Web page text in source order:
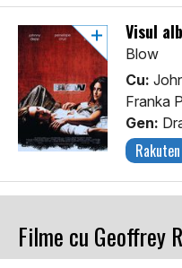
Visul
Blow
Cu:
Franka
Gen:
Rakuten
Filme cu Geoffrey